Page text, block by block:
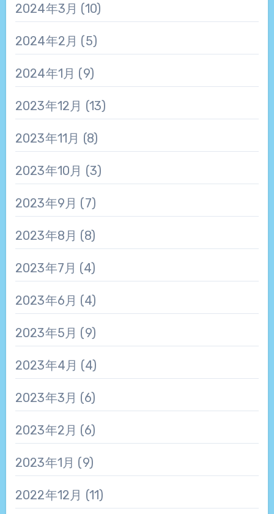
2024年3月 (10)
2024年2月 (5)
2024年1月 (9)
2023年12月 (13)
2023年11月 (8)
2023年10月 (3)
2023年9月 (7)
2023年8月 (8)
2023年7月 (4)
2023年6月 (4)
2023年5月 (9)
2023年4月 (4)
2023年3月 (6)
2023年2月 (6)
2023年1月 (9)
2022年12月 (11)